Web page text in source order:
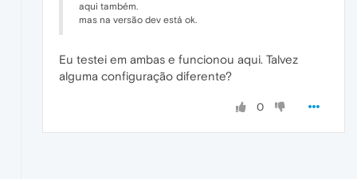
aqui também.
mas na versão dev está ok.
Eu testei em ambas e funcionou aqui. Talvez
alguma configuração diferente?
0